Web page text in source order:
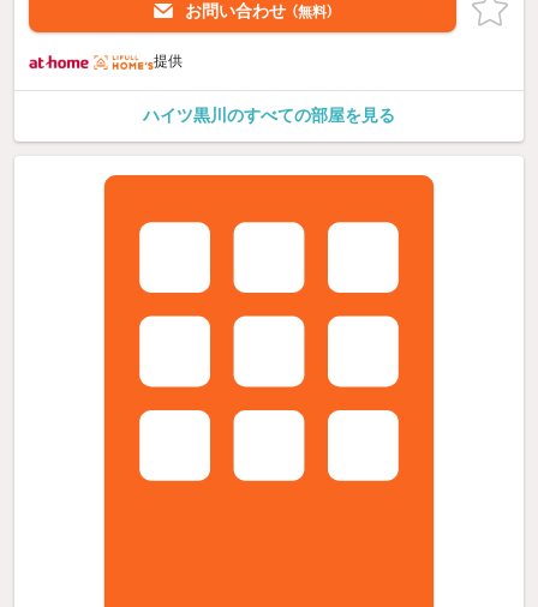
お問い合わせ （無料）
提供
ハイツ黒川のすべての部屋を見る